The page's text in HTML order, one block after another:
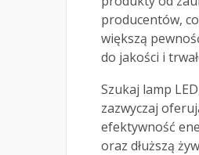
producentów,
większą
do jakości i
Szukaj lamp
zazwyczaj
efektywność
oraz dłuższą